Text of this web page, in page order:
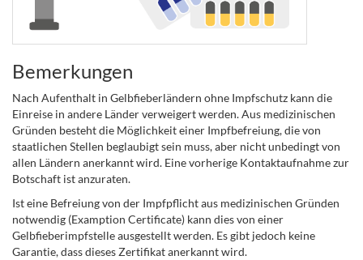
Bemerkungen
Nach Aufenthalt in Gelbfieberländern ohne Impfschutz kann die
Einreise in andere Länder verweigert werden. Aus medizinischen
Gründen besteht die Möglichkeit einer Impfbefreiung, die von
staatlichen Stellen beglaubigt sein muss, aber nicht unbedingt von
allen Ländern anerkannt wird. Eine vorherige Kontaktaufnahme zur
Botschaft ist anzuraten.
Ist eine Befreiung von der Impfpflicht aus medizinischen Gründen
notwendig (Examption Certificate) kann dies von einer
Gelbfieberimpfstelle ausgestellt werden. Es gibt jedoch keine
Garantie, dass dieses Zertifikat anerkannt wird.